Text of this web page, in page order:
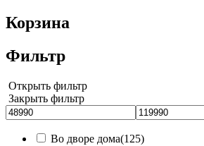
Корзина
Фильтр
Открыть фильтр
Закрыть фильтр
Во дворе дома(125)